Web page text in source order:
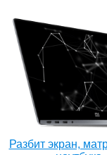
Разбит экран,